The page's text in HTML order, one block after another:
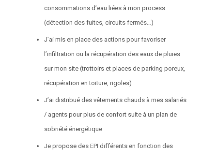
consommations d’eau liées à mon process
(détection des fuites, circuits fermés…)
J’ai mis en place des actions pour favoriser
l’infiltration ou la récupération des eaux de pluies
sur mon site (trottoirs et places de parking poreux,
récupération en toiture, rigoles)
J’ai distribué des vêtements chauds à mes salariés
/ agents pour plus de confort suite à un plan de
sobriété énergétique
Je propose des EPI différents en fonction des